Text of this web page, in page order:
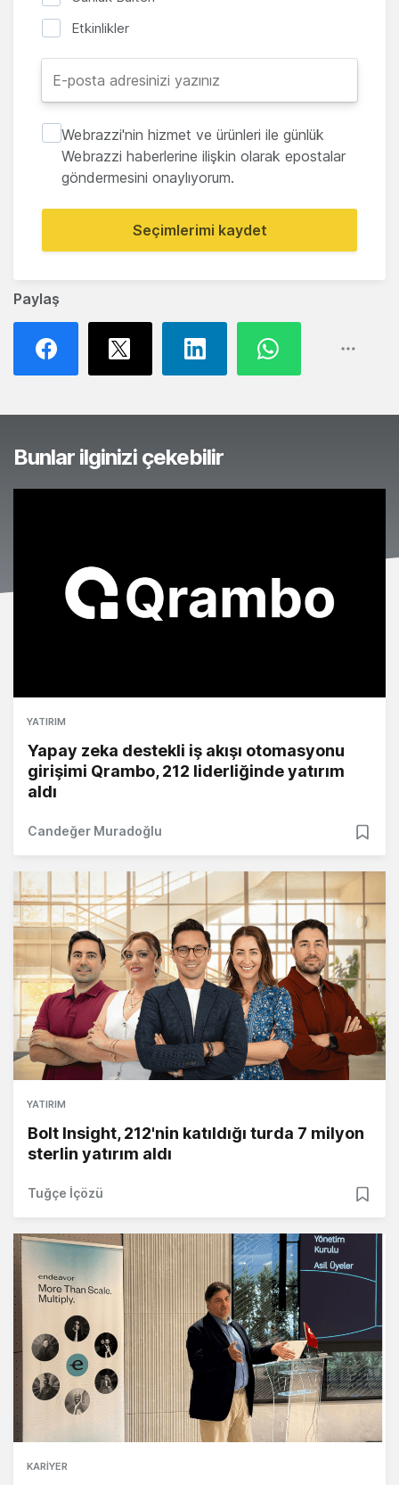
Paylaş
Etkinlikler
Webrazzi'nin hizmet ve ürünleri ile günlük
Webrazzi haberlerine ilişkin olarak epostalar
göndermesini onaylıyorum.
Seçimlerimi kaydet
Bunlar ilginizi çekebilir
YATIRIM
Yapay zeka destekli iş akışı otomasyonu
girişimi Qrambo, 212 liderliğinde yatırım
aldı
Candeğer Muradoğlu
YATIRIM
Bolt Insight, 212'nin katıldığı turda 7 milyon
sterlin yatırım aldı
Tuğçe İçözü
KARIYER